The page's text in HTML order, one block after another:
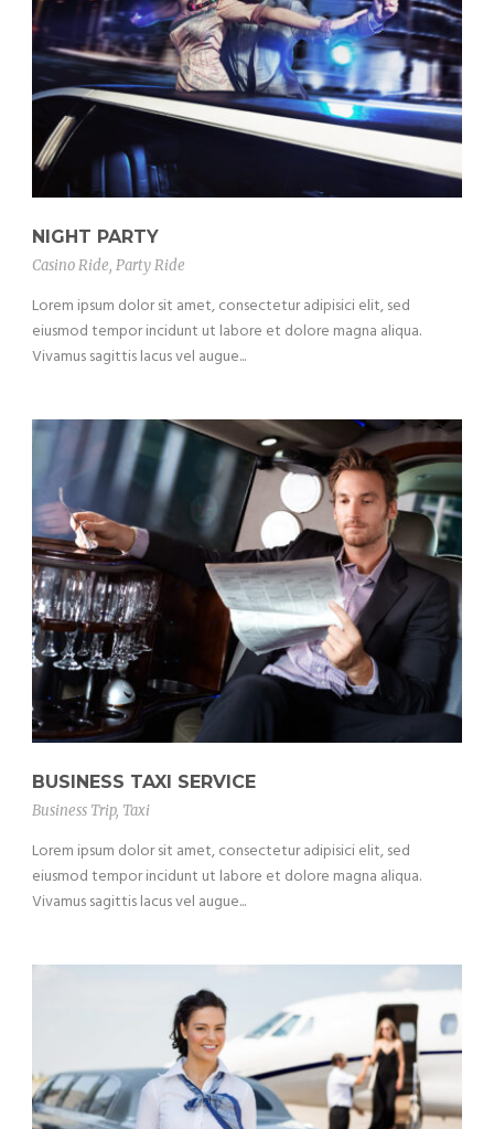
NIGHT PARTY
Casino Ride, Party Ride
Lorem ipsum dolor sit amet, consectetur adipisici elit, sed
eiusmod tempor incidunt ut labore et dolore magna aliqua.
Vivamus sagittis lacus vel augue...
BUSINESS TAXI SERVICE
Business Trip, Taxi
Lorem ipsum dolor sit amet, consectetur adipisici elit, sed
eiusmod tempor incidunt ut labore et dolore magna aliqua.
Vivamus sagittis lacus vel augue...